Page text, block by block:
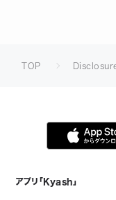
TOP
アプリ「Kyash」